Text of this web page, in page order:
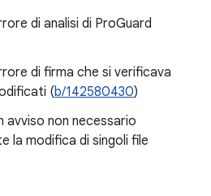
di analisi di ProGuard
di firma che si verificava
(b/142580430)
avviso non necessario
la modifica di singoli file